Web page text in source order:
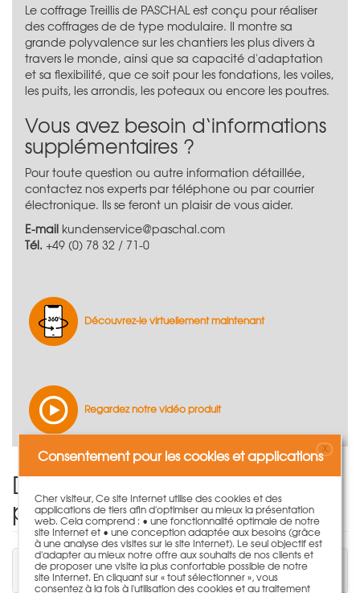
Le coffrage Treillis de PASCHAL est conçu pour réaliser
des coffrages de de type modulaire. Il montre sa
grande polyvalence sur les chantiers les plus divers à
travers le monde, ainsi que sa capacité d'adaptation
et sa flexibilité, que ce soit pour les fondations, les voiles,
les puits, les arrondis, les poteaux ou encore les poutres.
Vous avez besoin d‘informations
supplémentaires ?
Pour toute question ou autre information détaillée,
contactez nos experts par téléphone ou par courrier
électronique. Ils se feront un plaisir de vous aider.
E-mail kundenservice@paschal.com
Tél. +49 (0) 78 32 / 71-0
Découvrez-le virtuellement maintenant
Regardez notre vidéo produit
Donnez votre avis sur le
produit
Vous devez être connecté pour écrire un
commentaire.
Consentement pour les cookies et applicationsX
Cher visiteur, Ce site Internet utilise des cookies et des
applications de tiers afin d'optimiser au mieux la présentation
web. Cela comprend : • une fonctionnalité optimale de notre
site Internet et • une conception adaptée aux besoins (grâce
à une analyse des visites sur le site Internet). Le seul objectif est
d'adapter au mieux notre offre aux souhaits de nos clients et
de proposer une visite la plus confortable possible de notre
site Internet. En cliquant sur « tout sélectionner », vous
consentez à la fois à l'utilisation des cookies et au traitement